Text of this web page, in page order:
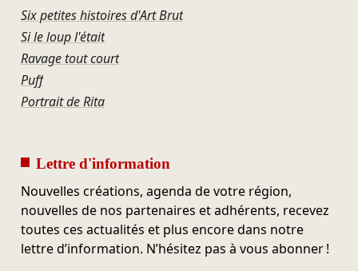
Six petites histoires d'Art Brut
Si le loup l'était
Ravage tout court
Puff
Portrait de Rita
Lettre d'information
Nouvelles créations, agenda de votre région,
nouvelles de nos partenaires et adhérents, recevez
toutes ces actualités et plus encore dans notre
lettre d’information. N’hésitez pas à vous abonner !